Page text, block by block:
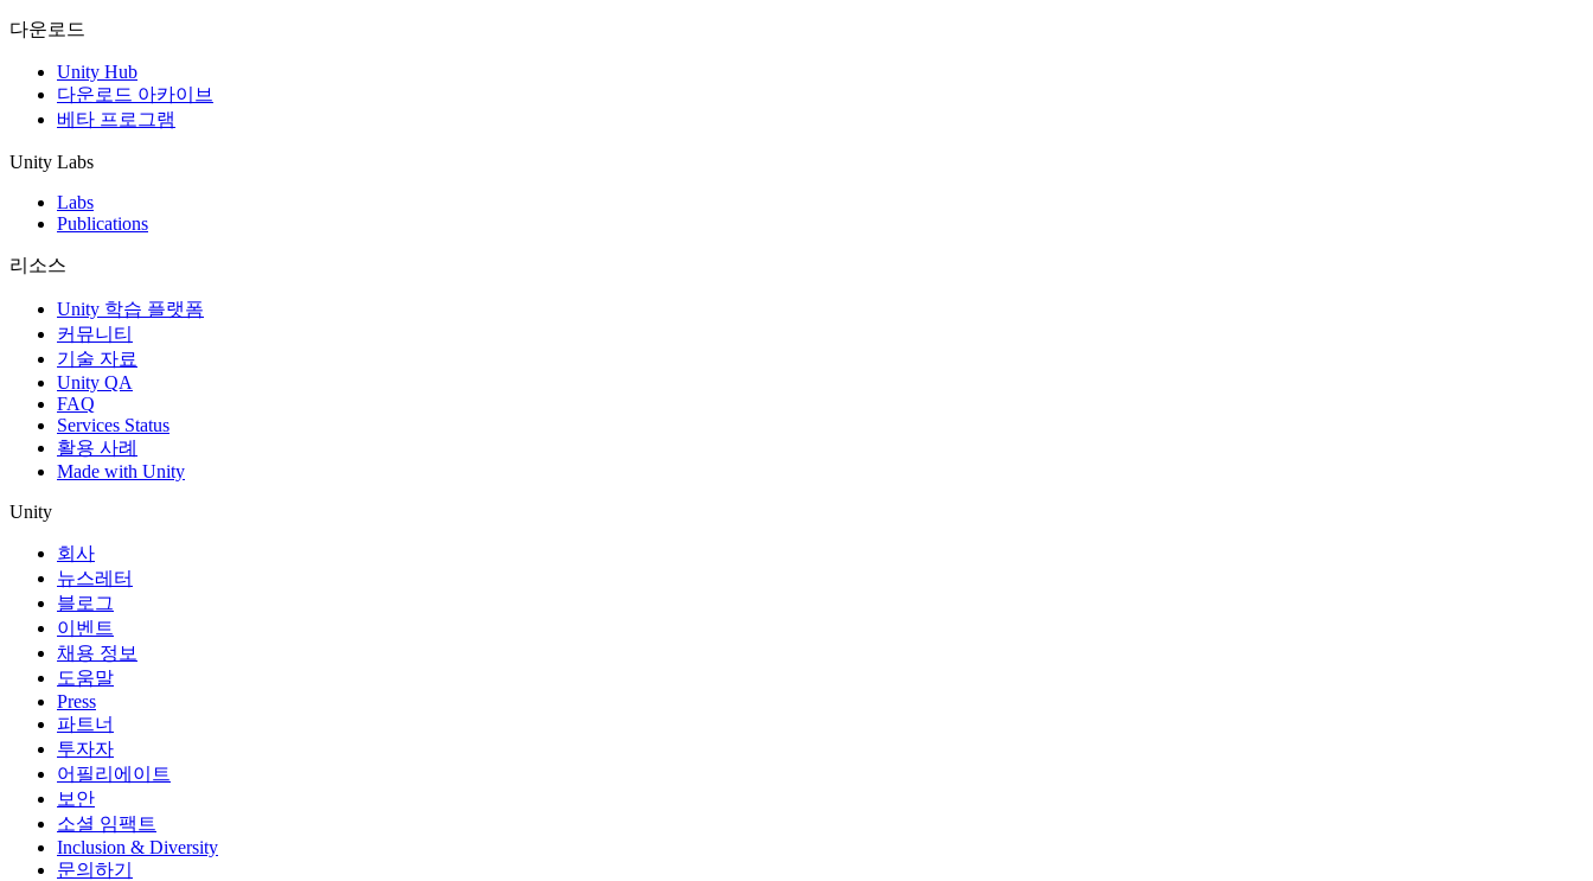
멀티플레이어 게임
멀티플레이어 게임 개발을 간소화하세요.
다운로드
Unity Hub
다운로드 아카이브
베타 프로그램
Unity Labs
Labs
Publications
리소스
Unity 학습 플랫폼
커뮤니티
기술 자료
Unity QA
FAQ
Services Status
활용 사례
Made with Unity
Unity
회사
뉴스레터
블로그
이벤트
채용 정보
도움말
Press
파트너
투자자
어필리에이트
보안
소셜 임팩트
Inclusion & Diversity
문의하기